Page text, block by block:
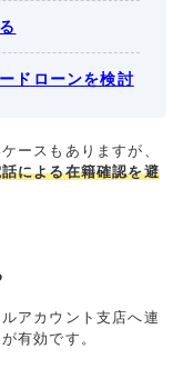
ドローンを検討
ースもありますが、
による在籍確認を避
アカウント支店へ連
有効です。